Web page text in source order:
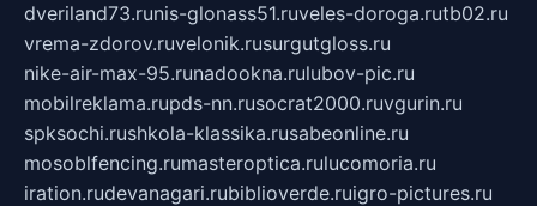
dveriland73.runis-glonass51.ruveles-doroga.rutb02.ru
vrema-zdorov.ruvelonik.rusurgutgloss.ru
nike-air-max-95.runadookna.rulubov-pic.ru
mobilreklama.rupds-nn.rusocrat2000.ruvgurin.ru
spksochi.rushkola-klassika.rusabeonline.ru
mosoblfencing.rumasteroptica.rulucomoria.ru
iration.rudevanagari.rubiblioverde.ruigro-pictures.ru